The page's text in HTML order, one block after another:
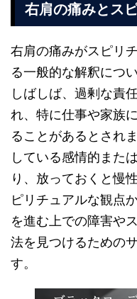
右肩の痛みとス
右肩の痛みがスピリ
る一般的な解釈につ
しばしば、過剰な責
れ、特に仕事や家族
ることがあるとされ
している感情的また
り、放っておくと慢
ピリチュアルな観点
を進む上での障害や
法を見つけるための
す。